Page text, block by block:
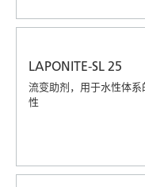
LAPONITE-SL 25
流变助剂，用于水性体
性